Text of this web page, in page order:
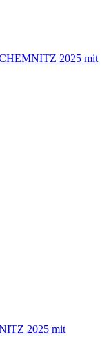
2025 mit
2025 mit